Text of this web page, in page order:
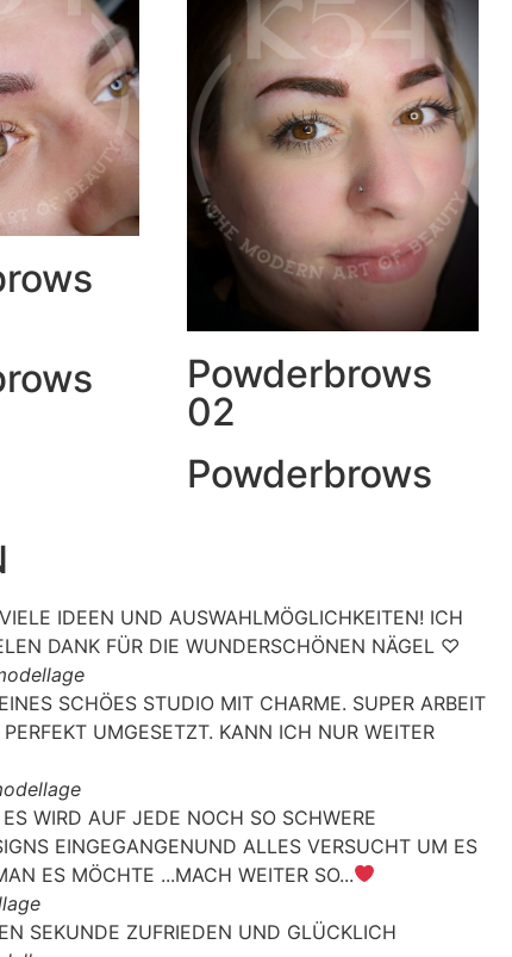
Powderbrows
02
Powderbrows
IDEEN UND AUSWAHLMÖGLICHKEITEN! ICH
DANK FÜR DIE WUNDERSCHÖNEN NÄGEL ♡
SCHÖES STUDIO MIT CHARME. SUPER ARBEIT
UMGESETZT. KANN ICH NUR WEITER
WIRD AUF JEDE NOCH SO SCHWERE
EINGEGANGENUND ALLES VERSUCHT UM ES
ES MÖCHTE ...MACH WEITER SO...
SEKUNDE ZUFRIEDEN UND GLÜCKLICH